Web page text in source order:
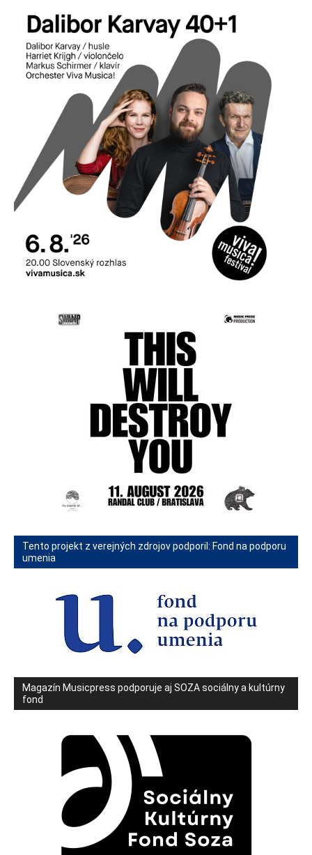
Tento projekt z verejných zdrojov podporil: Fond na podporu
umenia
Magazín Musicpress podporuje aj SOZA sociálny a kultúrny
fond